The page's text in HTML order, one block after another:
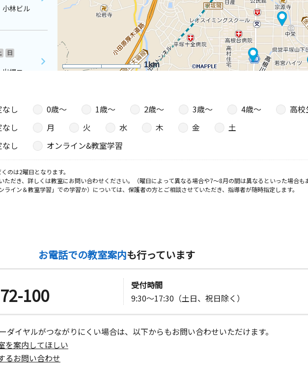
1km
林ビル
日
縄コー
日
日
し 0歳〜 1歳〜 2歳〜 3歳〜 4歳〜
高校
し 月 火 水 木 金
土
し オンライン&教室学習
のは2曜日となります。
だき、詳しくは教室にお問い合わせください。（曜日によって異なる場合や7～8月の間は異なるといった場合も
イン＆教室学習」での学習か）については、保護者の方とご相談させていただき、指導者が随時指定します。
お電話での教室案内も行っています
100
受付時間
9:30～17:30（土日、祝日除く）
ダイヤルがつながりにくい場合は、以下からもお問い合わせいただけます。
を案内してほしい
るお問い合わせ